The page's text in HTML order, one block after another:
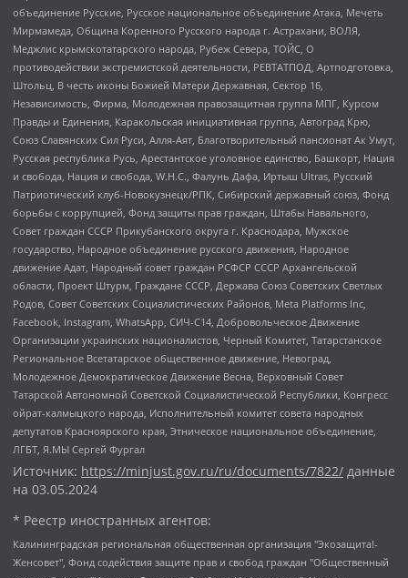
объединение Русские, Русское национальное объединение Атака, Мечеть
Мирмамеда, Община Коренного Русского народа г. Астрахани, ВОЛЯ,
Меджлис крымскотатарского народа, Рубеж Севера, ТОЙС, О
противодействии экстремистской деятельности, РЕВТАТПОД, Артподготовка,
Штольц, В честь иконы Божией Матери Державная, Сектор 16,
Независимость, Фирма, Молодежная правозащитная группа МПГ, Курсом
Правды и Единения, Каракольская инициативная группа, Автоград Крю,
Союз Славянских Сил Руси, Алля-Аят, Благотворительный пансионат Ак Умут,
Русская республика Русь, Арестантское уголовное единство, Башкорт, Нация
и свобода, Нация и свобода, W.H.С., Фалунь Дафа, Иртыш Ultras, Русский
Патриотический клуб-Новокузнецк/РПК, Сибирский державный союз, Фонд
борьбы с коррупцией, Фонд защиты прав граждан, Штабы Навального,
Совет граждан СССР Прикубанского округа г. Краснодара, Мужское
государство, Народное объединение русского движения, Народное
движение Адат, Народный совет граждан РСФСР СССР Архангельской
области, Проект Штурм, Граждане СССР, Держава Союз Советских Светлых
Родов, Совет Советских Социалистических Районов, Meta Platforms Inc,
Facebook, Instagram, WhatsApp, СИЧ-С14, Добровольческое Движение
Организации украинских националистов, Черный Комитет, Татарстанское
Региональное Всетатарское общественное движение, Невоград,
Молодежное Демократическое Движение Весна, Верховный Совет
Татарской Автономной Советской Социалистической Республики, Конгресс
ойрат-калмыцкого народа, Исполнительный комитет совета народных
депутатов Красноярского края, Этническое национальное объединение,
ЛГБТ, Я.МЫ Сергей Фургал
Источник: https://minjust.gov.ru/ru/documents/7822/ данные
на 03.05.2024
* Реестр иностранных агентов:
Калининградская региональная общественная организация "Экозащита!-Женсовет", Фонд содействия защите прав и свобод граждан "Общественный вердикт", Фонд "Институт Развития Свободы Информации", Частное учреждение "Информационное агентство МЕМО. РУ", Региональная общественная организация "Общественная комиссия по сохранению наследия академика Сахарова", Фонд поддержки свободы прессы, Санкт-Петербургская общественная правозащитная организация "Гражданский контроль", Межрегиональная общественная организация "Информационно-просветительский центр "Мемориал", Региональный Фонд "Центр Защиты Прав Средств Массовой Информации", с 05.12.2023 Фонд "Центр Защиты Прав Средств массовой информации", Региональная общественная благотворительная организация помощи беженцам и мигрантам "Гражданское содействие", Негосударственное образовательное учреждение дополнительного профессионального образования (повышение квалификации) специалистов "АКАДЕМИЯ ПО ПРАВАМ ЧЕЛОВЕКА", Свердловская региональная общественная организация "Сутяжник", Автономная некоммерческая организация "Центр независимых социологических исследований", Союз общественных объединений "Российский исследовательский центр по правам человека", Региональное общественное учреждение научно-информационный центр "МЕМОРИАЛ", Некоммерческая организация "Фонд защиты гласности", Автономная некоммерческая организация "Институт прав человека", Городская общественная организация "Екатеринбургское общество "МЕМОРИАЛ", Городская общественная организация "Рязанское историко-просветительское и правозащитное общество "Мемориал" (Рязанский Мемориал), Челябинский региональный орган общественной самодеятельности – женское общественное объединение "Женщины Евразии", Челябинский региональный орган общественной самодеятельности "Уральская правозащитная группа", Фонд содействия защите здоровья и социальной справедливости имени Андрея Рылькова, Автономная Некоммерческая Организация "Аналитический Центр Юрия Левады", Автономная некоммерческая организация социальной поддержки населения "Проект Апрель", Региональная общественная организация помощи женщинам и детям, находящимся в кризисной ситуации "Информационно-методический центр "Анна", Фонд содействия развитию массовых коммуникаций и правовому просвещению "Так-так-Так", Фонд содействия устойчивому развитию "Серебряная тайга", Свердловский региональный общественный фонд социальных проектов "Новое время", "Idel.Реалии", Кавказ.Реалии, Крым.Реалии, Телеканал Настоящее Время, Татаро-башкирская служба Радио Свобода (Azatliq Radiosi), Радио Свободная Европа/Радио Свобода (PCE/PC), "Сибирь.Реалии", "Фактограф", Благотворительный фонд помощи осужденным и их семьям, Автономная некоммерческая организация "Институт глобализации и социальных движений", Фонд "В защиту прав заключенных", Частное учреждение "Центр поддержки и содействия развитию средств массовой информации", Пензенский региональный общественный благотворительный фонд "Гражданский союз", "Север.Реалии", Некоммерческая организация Фонд "Правовая инициатива", Общество с ограниченной ответственностью "Радио Свободная Европа/Радио Свобода", Чешское информационное агентство "MEDIUM-ORIENT", Красноярская региональная общественная организация "Мы против СПИДа", Камалягин Денис Николаевич, Маркелов Сергей Евгеньевич, Пономарев Лев Александрович, Савицкая Людмила Алексеевна, Автономная некоммерческая организация "Центр по работе с проблемой насилия "НАСИЛИЮ.НЕТ", Межрегиональный профессиональный союз работников здравоохранения "Альянс врачей", Юридическое лицо, зарегистрированное в Латвийской Республике, SIA "Medusa Project" (регистрационный номер 40103797863, дата регистрации 10.06.2014), Некоммерческая организация "Фонд по борьбе с коррупцией", Автономная некоммерческая организация "Институт права и публичной политики", Баданин Роман Сергеевич, Гликин Максим Александрович, Железнова Мария Михайловна, Лукьянова Юлия Сергеевна, Маетная Елизавета Витальевна, Маняхин Петр Борисович, Чуракова Ольга Владимировна, Ярош Юлия Петровна, Юридическое лицо "The Insider SIA", зарегистрированное в Риге, Латвийская Республика (дата регистрации 26.06.2015), являющееся администратором доменного имени интернет-издания "The Insider SIA", https://theins.ru, Постернак Алексей Евгеньевич, Рубин Михаил Аркадьевич, Анин Роман Александрович, Юридическое лицо Istories fonds, зарегистрированное в Латвийской Республике (регистрационный номер 50008295751, дата регистрации 24.02.2020), Великовский Дмитрий Александрович, Долинина Ирина Николаевна, Мароховская Алеся Алексеевна, Шлейнов Роман Юрьевич, Шмагун Олеся Валентиновна, Общество с ограниченной ответственностью "Альтаир 2021", Общество с ограниченной ответственностью "Вега 2021", Общество с ограниченной ответственностью "Главный редактор 2021", Общество с ограниченной ответственностью "Ромашки монолит", Важенков Артем Валерьевич, Ивановская областная общественная организация "Центр гендерных исследований", Гурман Юрий Альбертович, Медиапроект "ОВД-Инфо", Егоров Владимир Владимирович, Жилинский Владимир Александрович, Общество с ограниченной ответственностью "ЗП", Иванова София Юрьевна, Карезина Инна Павловна, Кильтау Екатерина Викторовна, Петров Алексей Викторович, Пискунов Сергей Евгеньевич, Смирнов Сергей Сергеевич, Тихонов Михаил Сергеевич, Общество с ограниченной ответственностью "ЖУРНАЛИСТ-ИНОСТРАННЫЙ АГЕНТ", Арапова Галина Юрьевна, Вольтская Татьяна Анатольевна, Американская компания "Mason G.E.S. Anonymous Foundation" (США), являющаяся владельцем интернет-издания https://mnews.world/, Компания "Stichting Bellingcat", зарегистрированная в Нидерландах (дата регистрации 11.07.2018), Захаров Андрей Вячеславович, Клепиковская Екатерина Дмитриевна, Общество с ограниченной ответственностью "МЕМО", Перл Роман Александрович, Симонов Евгений Алексеевич, Соловьева Елена Анатольевна, Сотников Даниил Владимирович, Сурначева Елизавета Дмитриевна, Автономная некоммерческая организация по защите прав человека и информированию населения "Якутия – Наше Мнение", Общество с ограниченной ответственностью "Москоу диджитал медиа", с 26.01.2023 Общество с ограниченной ответственностью "Чайка Белые сады", Ветошкина Валерия Валерьевна, Заговора Максим Александрович, Межрегиональное общественное движение "Российская ЛГБТ - сеть", Оленичев Максим Владимирович, Павлов Иван Юрьевич, Скворцова Елена Сергеевна, Общество с ограниченной ответственностью "Как бы инагент", Кочетков Игорь Викторович, Общество с ограниченной ответственностью "Честные выборы", Еланчик Олег Александрович, Общество с ограниченной ответственностью "Нобелевский призыв", Гималова Регина Эмилевна, Григорьев Андрей Валерьевич, Григорьева Алина Александровна, Ассоциация по содействию защите прав призывников, альтернативнослужащих и военнослужащих "Правозащитная группа "Гражданин.Армия.Право", Хисамова Регина Фаритовна, Автономная некоммерческая организация по реализации социально-правовых программ "Лилит", Дальневосточное общественное движение "Маяк", Санкт-Петербургская ЛГБТ-инициативная группа "Выход", Инициативная группа ЛГБТ+ "Реверс", Алексеев Андрей Викторович, Бекбулатова Таисия Львовна, Беляев Иван Михайлович, Владыкина Елена Сергеевна, Гельман Марат Александрович, Никульшина Вероника Юрьевна, Толоконникова Надежда Андреевна, Шендерович Виктор Анатольевич, Общество с ограниченной ответственностью "Данное сообщение", Общество с ограниченной ответственностью Издательский дом "Новая глава", Айнбиндер Александра Александровна, Московский комьюнити-центр для ЛГБТ+инициатив, Благотворительный фонд развития филантропии, Deutsche Welle (Германия, Kurt-Schumacher-Strasse 3, 53113 Bonn), Борзунова Мария Михайловна, Воробьев Виктор Викторович, Голубева Анна Львовна, Константинова Алла Михайловна, Малкова Ирина Владимировна, Мурадов Мурад Абдулгалимович, Осетинская Елизавета Николаевна, Понасенков Евгений Николаевич, Ганапольский Матвей Юрьевич, Киселев Евгений Алексеевич, Борухович Ирина Григорьевна, Дремин Иван Тимофеевич, Дубровский Дмитрий Викторович, Красноярская региональная общественная организация поддержки и развития альтернативных образовательных технологий и межкультурных коммуникаций "ИНТЕРРА", Маяковская Екатерина Алексеевна, Фейгин Марк Захарович, Филимонов Андрей Викторович, Дзугкоева Регина Николаевна, Доброхотов Роман Александрович, Дудь Юрий Александрович, Елкин Сергей Владимирович, Кругликов Кирилл Игоревич, Сабунаева Мария Леонидовна, Семенов Алексей Владимирович, Шаинян Карен Багратович, Шульман Екатерина Михайловна, Асафьев Артур Валерьевич, Вахштайн Виктор Семенович, Венедиктов Алексей Алексеевич, Лушникова Екатерина Евгеньевна, Волков Леонид Михайлович, Невзоров Александр Глебович, Пархоменко Сергей Борисович, Сироткин Ярослав Николаевич, Кара-Мурза Владимир Владимирович, Баранова Наталья Владимировна, Гозман Леонид Яковлевич, Кагарлицкий Борис Юльевич, Климарев Михаил Валерьевич, Милов Владимир Станиславович, Автономная некоммерческая организация Краснодарский центр современного искусства "Типография", Моргенштерн Алишер Тагирович, Соболь Любовь Эдуардовна, Общество с ограниченной ответственностью "ЛИЗА НОРМ", Каспаров Гарри Кимович, Ходорковский Михаил Борисович, Общество с ограниченной ответственностью "Апрельские тезисы", Данилович Ирина Брониславовна, Кашин Олег Владимирович, Петров Николай Владимирович, Пивоваров Алексей Владимирович, Соколов Михаил Владимирович, Цветкова Юлия Владимировна, Чичваркин Евгений Александрович, Комитет против пыток/Команда против пыток, Общество с ограниченной ответственностью "Первый научный", Общество с ограниченной ответственностью "Вертолет и ко", Белоцерковская Вероника Борисовна, Кац Максим Евгеньевич, Лазарева Татьяна Юрьевна, Шаведдинов Руслан Табризович, Яшин Илья Валерьевич, Общество с ограниченной ответственностью "Иноагент ААВ", Алешковский Дмитрий Петрович, Альбац Евгения Марковна, Быков Дмитрий Львович, Галямина Юлия Евгеньевна, Лойко Сергей Леонидович, Мартынов Кирилл Константинович, Медведев Сергей Александрович, Крашенинников Федор Геннадиевич, Гордеева Катерина Вл